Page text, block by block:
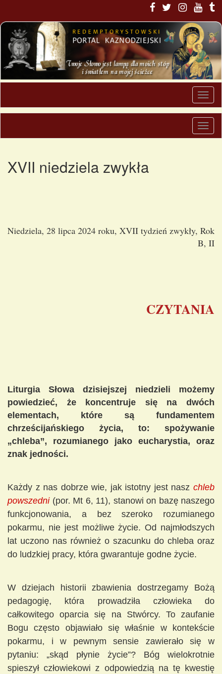
XVII niedziela zwykła
Niedziela, 28 lipca 2024 roku, XVII tydzień zwykły, Rok
B, II
CZYTANIA
Liturgia Słowa dzisiejszej niedzieli możemy
powiedzieć, że koncentruje się na dwóch
elementach, które są fundamentem
chrześcijańskiego życia, to: spożywanie
„chleba”, rozumianego jako eucharystia, oraz
znak jedności.
Każdy z nas dobrze wie, jak istotny jest nasz chleb
powszedni(por. Mt 6, 11), stanowi on bazę naszego
funkcjonowania, a bez szeroko rozumianego
pokarmu, nie jest możliwe życie. Od najmłodszych
lat uczono nas również o szacunku do chleba oraz
do ludzkiej pracy, która gwarantuje godne życie.
W dziejach historii zbawienia dostrzegamy Bożą
pedagogię, która prowadziła człowieka do
całkowitego oparcia się na Stwórcy. To zaufanie
Bogu często objawiało się właśnie w kontekście
pokarmu, i w pewnym sensie zawierało się w
pytaniu: „skąd płynie życie”? Bóg wielokrotnie
spieszył człowiekowi z odpowiedzią na tę kwestię